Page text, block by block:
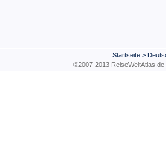
Startseite >
©2007-2013